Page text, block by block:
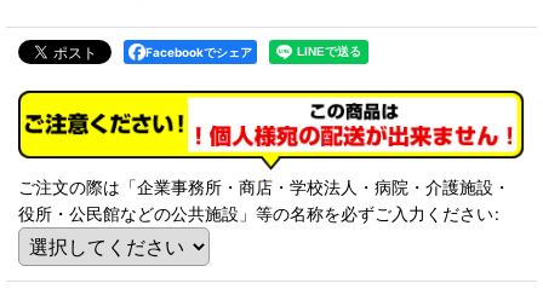
Facebookでシェア
ご注文の際は「企業事務所・商店・学校法人・病院・介護施設・
役所・公民館などの公共施設」等の名称を必ずご入力ください: